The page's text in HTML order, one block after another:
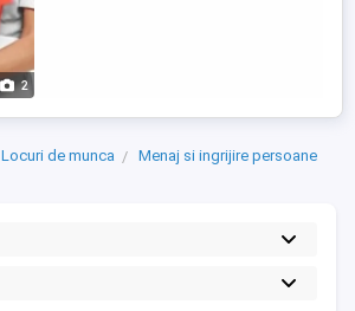
2
Locuri de munca
Menaj si ingrijire persoane